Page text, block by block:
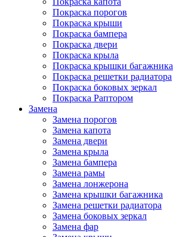
Покраска порогов
Покраска крыши
Покраска бампера
Покраска двери
Покраска крыла
Покраска крышки багажника
Покраска решетки радиатора
Покраска боковых зеркал
Покраска Раптором
Замена
Замена порогов
Замена капота
Замена двери
Замена крыла
Замена бампера
Замена рамы
Замена лонжерона
Замена крышки багажника
Замена решетки радиатора
Замена боковых зеркал
Замена фар